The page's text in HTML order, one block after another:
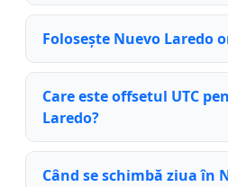
Folosește Nuevo Laredo
Care este offsetul UTC
Laredo?
Când se schimbă ziua în